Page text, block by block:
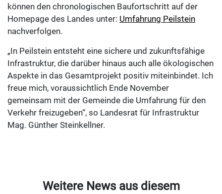
können den chronologischen Baufortschritt auf der
Homepage des Landes unter: Umfahrung Peilstein
nachverfolgen.
„In Peilstein entsteht eine sichere und zukunftsfähige
Infrastruktur, die darüber hinaus auch alle ökologischen
Aspekte in das Gesamtprojekt positiv miteinbindet. Ich
freue mich, voraussichtlich Ende November
gemeinsam mit der Gemeinde die Umfahrung für den
Verkehr freizugeben“, so Landesrat für Infrastruktur
Mag. Günther Steinkellner.
Weitere News aus diesem